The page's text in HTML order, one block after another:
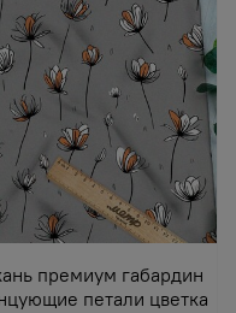
премиум габардин
петали цветка